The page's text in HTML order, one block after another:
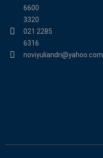
6600
3320
021 2285
6316
noviyuliandri@yahoo.com